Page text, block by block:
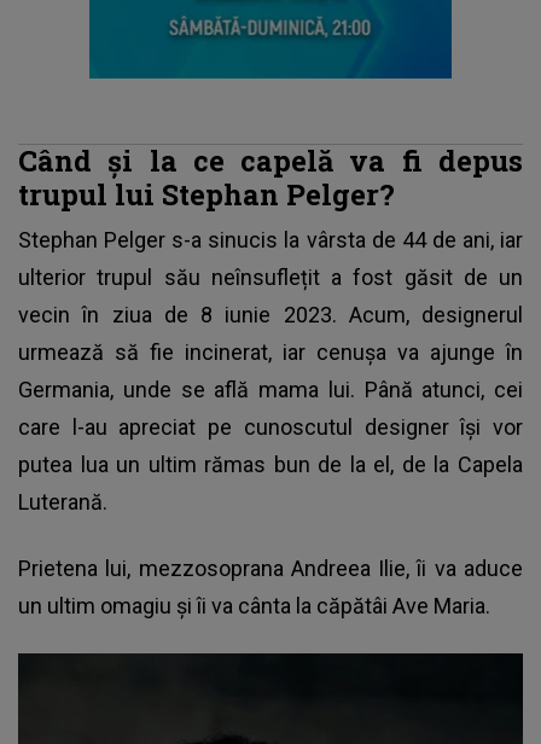
Când și la ce capelă va fi depus
trupul lui Stephan Pelger?
Stephan Pelger s-a sinucis la vârsta de 44 de ani, iar
ulterior trupul său neînsuflețit a fost găsit de un
vecin în ziua de 8 iunie 2023. Acum, designerul
urmează să fie incinerat, iar cenușa va ajunge în
Germania, unde se află mama lui. Până atunci, cei
care l-au apreciat pe cunoscutul designer își vor
putea lua un ultim rămas bun de la el, de la Capela
Luterană.
Prietena lui, mezzosoprana Andreea Ilie, îi va aduce
un ultim omagiu și îi va cânta la căpătâi Ave Maria.